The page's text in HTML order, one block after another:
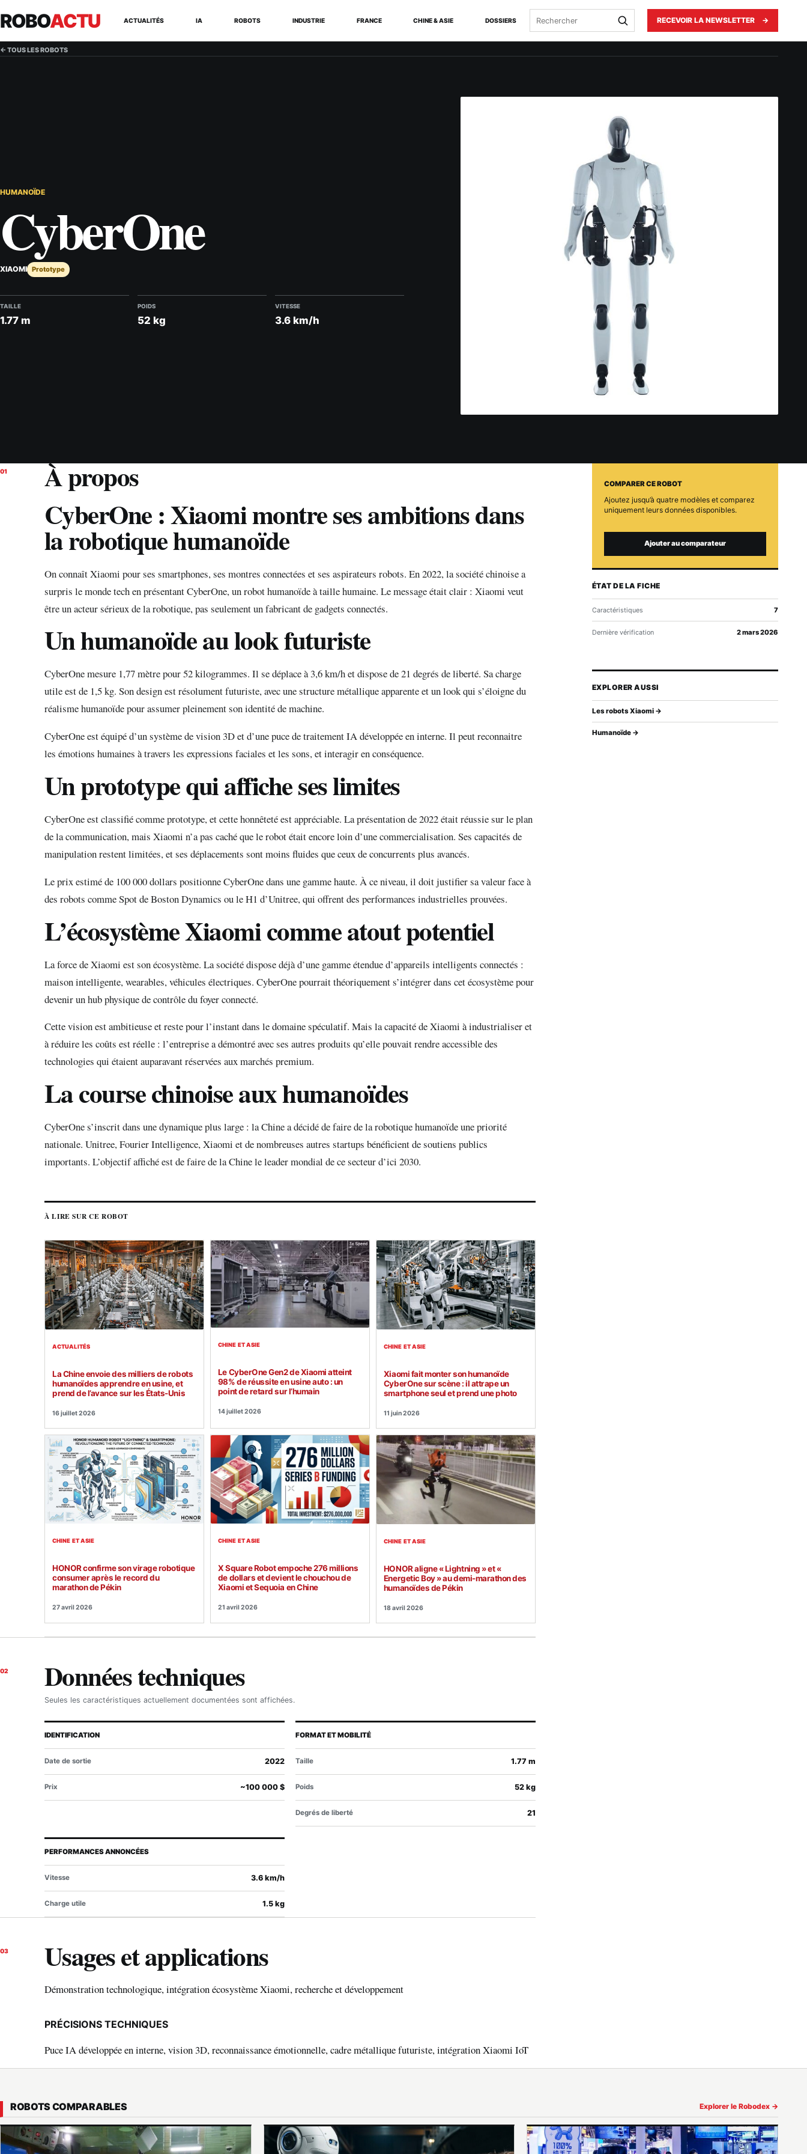
ROBOACTU ACTUALITÉS IA ROBOTS INDUSTRIE FRANCE CHINE & ASIE DOSSIERS Rechercher RECEVOIR LA NEWSLETTER →
← TOUS LES ROBOTS
HUMANOÏDE
CyberOne
XIAOMI Prototype
TAILLE
1.77 m
POIDS
52 kg
VITESSE
3.6 km/h
01
À propos
CyberOne : Xiaomi montre ses ambitions dans
la robotique humanoïde
On connaît Xiaomi pour ses smartphones, ses montres connectées et ses aspirateurs robots. En 2022, la société chinoise a
surpris le monde tech en présentant CyberOne, un robot humanoïde à taille humaine. Le message était clair : Xiaomi veut
être un acteur sérieux de la robotique, pas seulement un fabricant de gadgets connectés.
Un humanoïde au look futuriste
CyberOne mesure 1,77 mètre pour 52 kilogrammes. Il se déplace à 3,6 km/h et dispose de 21 degrés de liberté. Sa charge
utile est de 1,5 kg. Son design est résolument futuriste, avec une structure métallique apparente et un look qui s’éloigne du
réalisme humanoïde pour assumer pleinement son identité de machine.
CyberOne est équipé d’un système de vision 3D et d’une puce de traitement IA développée en interne. Il peut reconnaitre
les émotions humaines à travers les expressions faciales et les sons, et interagir en conséquence.
Un prototype qui affiche ses limites
CyberOne est classifié comme prototype, et cette honnêteté est appréciable. La présentation de 2022 était réussie sur le plan
de la communication, mais Xiaomi n’a pas caché que le robot était encore loin d’une commercialisation. Ses capacités de
manipulation restent limitées, et ses déplacements sont moins fluides que ceux de concurrents plus avancés.
Le prix estimé de 100 000 dollars positionne CyberOne dans une gamme haute. À ce niveau, il doit justifier sa valeur face à
des robots comme Spot de Boston Dynamics ou le H1 d’Unitree, qui offrent des performances industrielles prouvées.
L’écosystème Xiaomi comme atout potentiel
La force de Xiaomi est son écosystème. La société dispose déjà d’une gamme étendue d’appareils intelligents connectés :
maison intelligente, wearables, véhicules électriques. CyberOne pourrait théoriquement s’intégrer dans cet écosystème pour
devenir un hub physique de contrôle du foyer connecté.
Cette vision est ambitieuse et reste pour l’instant dans le domaine spéculatif. Mais la capacité de Xiaomi à industrialiser et
à réduire les coûts est réelle : l’entreprise a démontré avec ses autres produits qu’elle pouvait rendre accessible des
technologies qui étaient auparavant réservées aux marchés premium.
La course chinoise aux humanoïdes
CyberOne s’inscrit dans une dynamique plus large : la Chine a décidé de faire de la robotique humanoïde une priorité
nationale. Unitree, Fourier Intelligence, Xiaomi et de nombreuses autres startups bénéficient de soutiens publics
importants. L’objectif affiché est de faire de la Chine le leader mondial de ce secteur d’ici 2030.
À LIRE SUR CE ROBOT
ACTUALITÉS
La Chine envoie des milliers de robots
humanoïdes apprendre en usine, et
prend de l’avance sur les États-Unis
16 juillet 2026
CHINE ET ASIE
Le CyberOne Gen2 de Xiaomi atteint
98% de réussite en usine auto : un
point de retard sur l’humain
14 juillet 2026
CHINE ET ASIE
Xiaomi fait monter son humanoïde
CyberOne sur scène : il attrape un
smartphone seul et prend une photo
11 juin 2026
CHINE ET ASIE
HONOR confirme son virage robotique
consumer après le record du
marathon de Pékin
27 avril 2026
CHINE ET ASIE
X Square Robot empoche 276 millions
de dollars et devient le chouchou de
Xiaomi et Sequoia en Chine
21 avril 2026
CHINE ET ASIE
HONOR aligne « Lightning » et «
Energetic Boy » au demi-marathon des
humanoïdes de Pékin
18 avril 2026
02 Données techniques
Seules les caractéristiques actuellement documentées sont affichées.
IDENTIFICATION
Date de sortie 2022
Prix ~100 000 $
FORMAT ET MOBILITÉ
Taille 1.77 m
Poids 52 kg
Degrés de liberté 21
PERFORMANCES ANNONCÉES
Vitesse 3.6 km/h
Charge utile 1.5 kg
03 Usages et applications
Démonstration technologique, intégration écosystème Xiaomi, recherche et développement
PRÉCISIONS TECHNIQUES
Puce IA développée en interne, vision 3D, reconnaissance émotionnelle, cadre métallique futuriste, intégration Xiaomi IoT
COMPARER CE ROBOT
Ajoutez jusqu’à quatre modèles et comparez
uniquement leurs données disponibles.
Ajouter au comparateur
ÉTAT DE LA FICHE
Caractéristiques 7
Dernière vérification 2 mars 2026
EXPLORER AUSSI
Les robots Xiaomi →
Humanoïde →
ROBOTS COMPARABLES Explorer le Robodex →